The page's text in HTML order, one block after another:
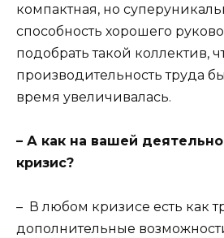
компактная, но
способность хорошего
подобрать такой коллектив,
производительность труда
время увеличивалась.
– А как на вашей
кризис?
– В любом кризисе есть как
дополнительные